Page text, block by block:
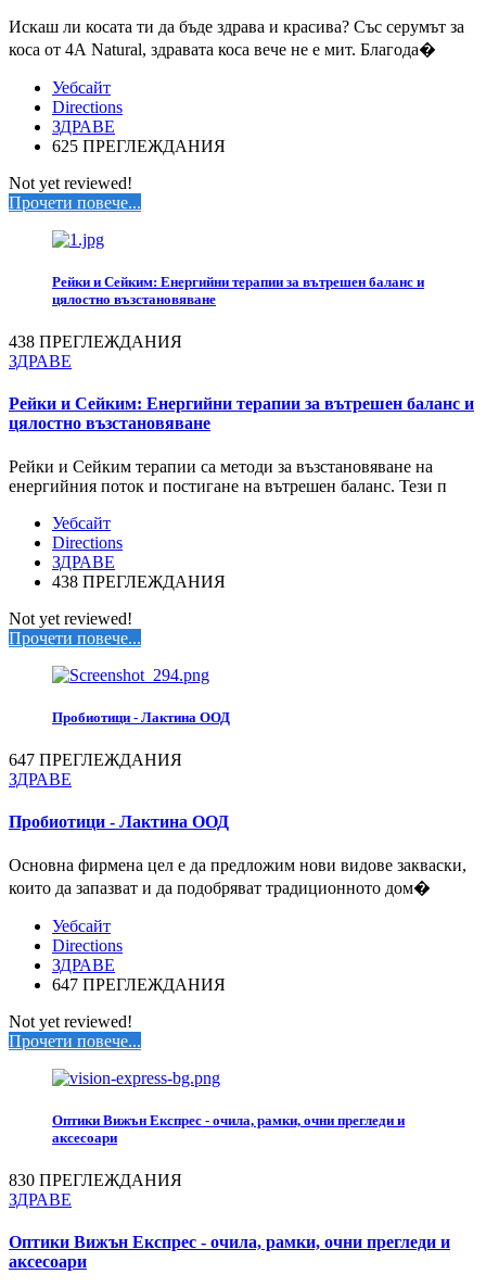
Искаш ли косата ти да бъде здрава и красива? Със серумът за
коса от 4А Natural, здравата коса вече не е мит. Благода�
Уебсайт
Directions
ЗДРАВЕ
625 ПРЕГЛЕЖДАНИЯ
Not yet reviewed!
Прочети повече...
Рейки и Сейким: Енергийни терапии за вътрешен баланс и
цялостно възстановяване
438 ПРЕГЛЕЖДАНИЯ
ЗДРАВЕ
Рейки и Сейким: Енергийни терапии за вътрешен баланс и
цялостно възстановяване
Рейки и Сейким терапии са методи за възстановяване на
енергийния поток и постигане на вътрешен баланс. Тези п
Уебсайт
Directions
ЗДРАВЕ
438 ПРЕГЛЕЖДАНИЯ
Not yet reviewed!
Прочети повече...
Пробиотици - Лактина ООД
647 ПРЕГЛЕЖДАНИЯ
ЗДРАВЕ
Пробиотици - Лактина ООД
Основна фирмена цел е да предложим нови видове закваски,
които да запазват и да подобряват традиционното дом�
Уебсайт
Directions
ЗДРАВЕ
647 ПРЕГЛЕЖДАНИЯ
Not yet reviewed!
Прочети повече...
Оптики Вижън Експрес - очила, рамки, очни прегледи и
аксесоари
830 ПРЕГЛЕЖДАНИЯ
ЗДРАВЕ
Оптики Вижън Експрес - очила, рамки, очни прегледи и
аксесоари